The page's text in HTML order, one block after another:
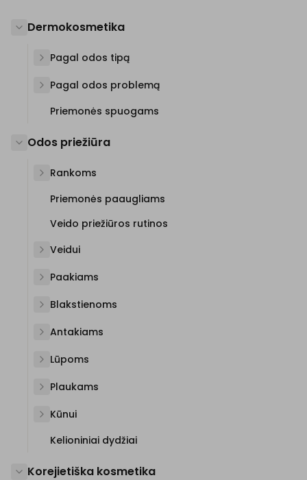
Dermokosmetika
Pagal odos tipą
Pagal odos problemą
Priemonės spuogams
Odos priežiūra
Rankoms
Priemonės paaugliams
Veido priežiūros rutinos
Veidui
Paakiams
Blakstienoms
Antakiams
Lūpoms
Plaukams
Kūnui
Kelioniniai dydžiai
Korejietiška kosmetika